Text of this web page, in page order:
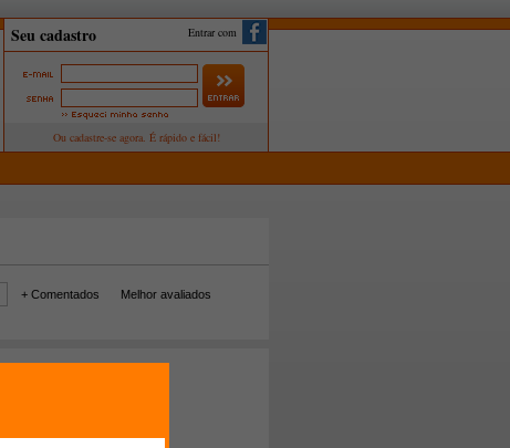
Entrar com
+ Comentados Melhor avaliados